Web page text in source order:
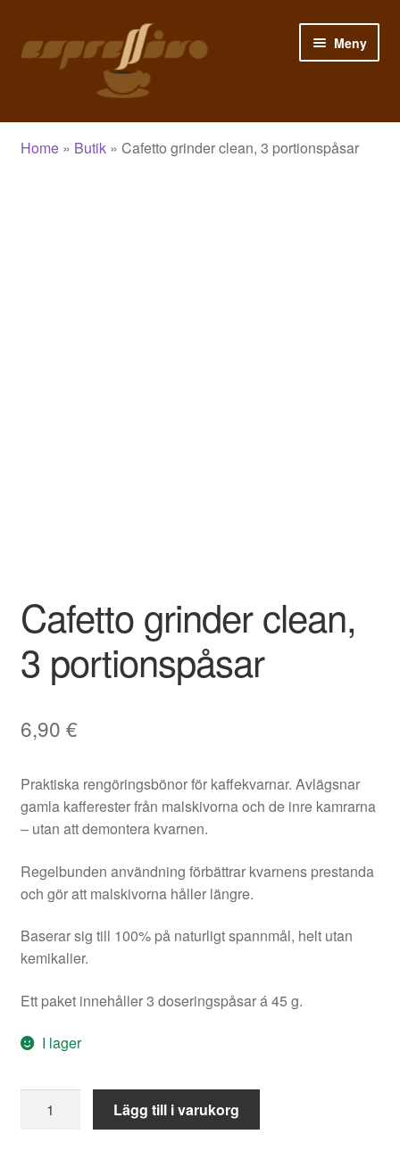
till
till
Meny
Hem
Home» Butik» Cafetto grinder clean, 3 portionspåsar
Cafetto grinder clean,
3 portionspåsar
6,90 €
Praktiska rengöringsbönor för kaffekvarnar. Avlägsnar
gamla kafferester från malskivorna och de inre kamrarna
– utan att demontera kvarnen.
Regelbunden användning förbättrar kvarnens prestanda
och gör att malskivorna håller längre.
Baserar sig till 100% på naturligt spannmål, helt utan
kemikalier.
Ett paket innehåller 3 doseringspåsar á 45 g.
I lager
grinder
Lägg till i varukorg